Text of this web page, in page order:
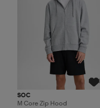
SOC
M Core Zip Hood